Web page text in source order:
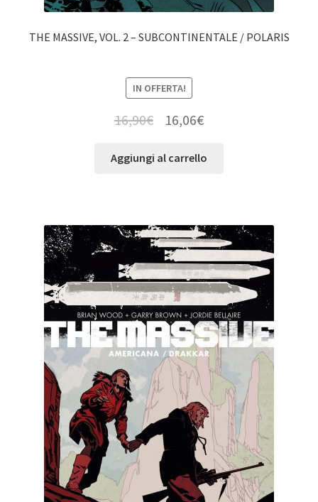
THE MASSIVE, VOL. 2 – SUBCONTINENTALE / POLARIS
IN OFFERTA!
16,90€ 16,06€
Aggiungi al carrello